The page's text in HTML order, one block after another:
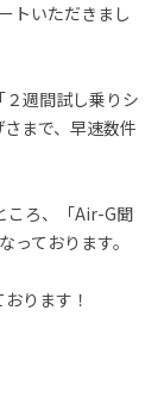
トいただきまし
週間試し乗りシ
まで、早速数件
ころ、「Air-G聞
ております。
ります！